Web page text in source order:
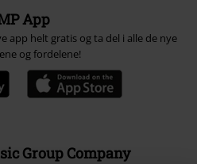
App
app helt gratis og ta del i alle de nye
og fordelene!
Group Company